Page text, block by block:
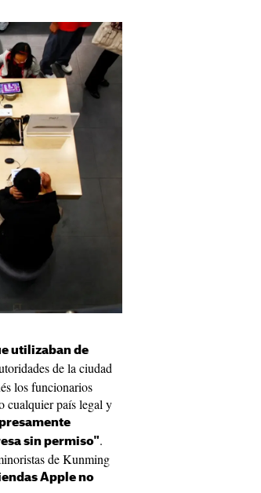
utilizaban de
de la ciudad
los funcionarios
cualquier país legal y
sin permiso".
de Kunming
Apple no